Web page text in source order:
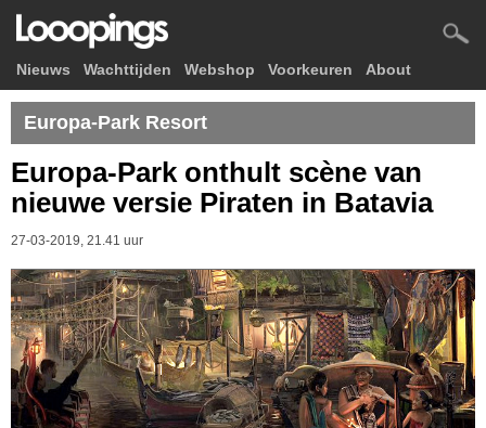
Nieuws Wachttijden Webshop Voorkeuren About
Europa-Park Resort
Europa-Park onthult scène van
nieuwe versie Piraten in Batavia
27-03-2019, 21.41 uur